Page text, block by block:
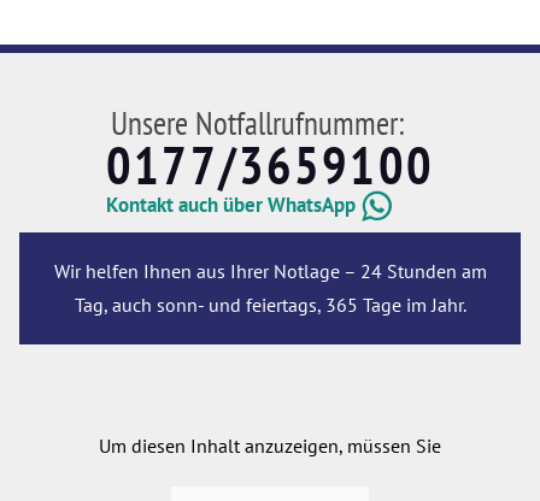
Unsere Notfallrufnummer:
0177/3659100
Kontakt auch über WhatsApp
Wir helfen Ihnen aus Ihrer Notlage – 24 Stunden am
Tag, auch sonn- und feiertags, 365 Tage im Jahr.
Um diesen Inhalt anzuzeigen, müssen Sie